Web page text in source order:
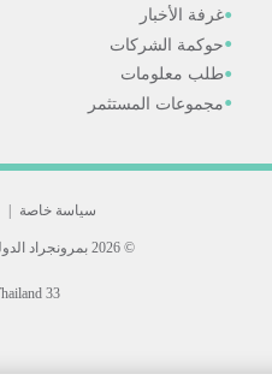
غرفة الأخبار
حوكمة الشركات
طلب معلومات
مجموعات المستثمر
سياسة خاصة |
© 2026 بمرونجراد الدولي
33 Sukhumvit 3, Wattana, Bangkok 10110 Thailand.